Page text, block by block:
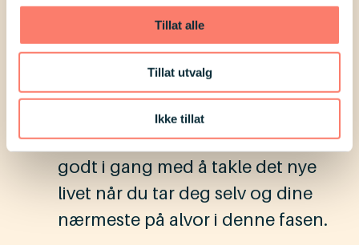
Tillat alle
Tillat utvalg
Ikke tillat
vokse på dette på en ekte og god
Ting tar tid. Det er helt naturlig at
man er i sjokk i starten og at
følelser og tanker er i kaos. Dette
er en langvarig prosess, og du er
godt i gang med å takle det nye
livet når du tar deg selv og dine
nærmeste på alvor i denne fasen.